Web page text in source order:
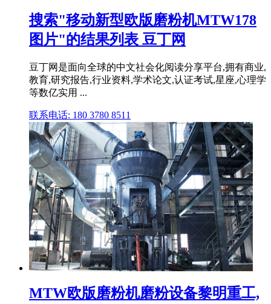
搜索"移动新型欧版磨粉机MTW178
图片"的结果列表 豆丁网
豆丁网是面向全球的中文社会化阅读分享平台,拥有商业,
教育,研究报告,行业资料,学术论文,认证考试,星座,心理学
等数亿实用 ...
联系电话: 180 3780 8511
MTW欧版磨粉机磨粉设备黎明重工,